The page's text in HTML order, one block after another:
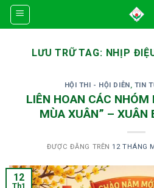
Skip
LƯU TRỮ TAG: NHỊP
HỘI THI - HỘI DIỄN, TIN
LIÊN HOAN CÁC NHÓM
MÙA XUÂN” – XUÂN
ĐƯỢC ĐĂNG TRÊN12 THÁNG
12
Th1